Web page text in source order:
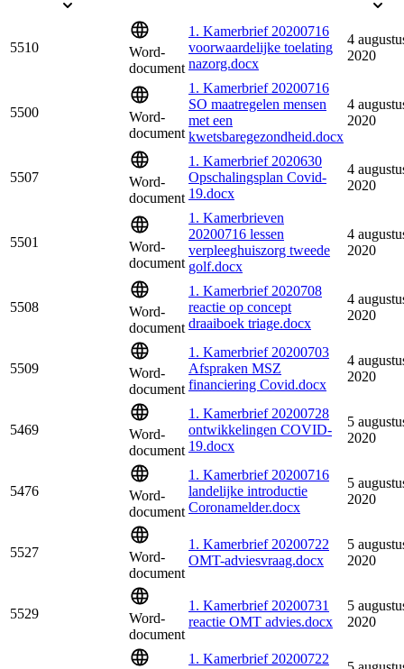
5510
Word-
document
1. Kamerbrief 20200716
voorwaardelijke toelating
nazorg.docx
4
2020
5500
Word-
document
1. Kamerbrief 20200716
SO maatregelen mensen
met een
kwetsbaregezondheid.docx
4
2020
5507
Word-
document
1. Kamerbrief 2020630
Opschalingsplan Covid-
19.docx
4
2020
5501
Word-
document
1. Kamerbrieven
20200716 lessen
verpleeghuiszorg tweede
golf.docx
4
2020
5508
Word-
document
1. Kamerbrief 2020708
reactie op concept
draaiboek triage.docx
4
2020
5509
Word-
document
1. Kamerbrief 20200703
Afspraken MSZ
financiering Covid.docx
4
2020
5469
Word-
document
1. Kamerbrief 20200728
ontwikkelingen COVID-
19.docx
5
2020
5476
Word-
document
1. Kamerbrief 20200716
landelijke introductie
Coronamelder.docx
5
2020
5527
Word-
document
1. Kamerbrief 20200722
OMT-adviesvraag.docx
5
2020
5529
Word-
document
1. Kamerbrief 20200731
reactie OMT advies.docx
5
2020
1. Kamerbrief 20200722